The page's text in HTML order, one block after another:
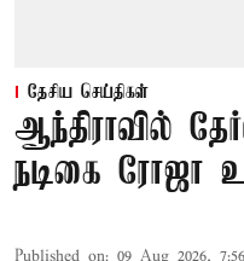
தேசிய செய்திகள்
ஆந்திராவில்
நடிகை ரோஜா